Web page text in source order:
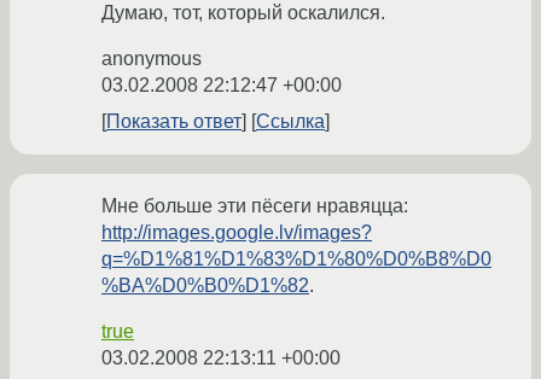
Думаю, тот, который оскалился.
anonymous
03.02.2008 22:12:47 +00:00
Показать ответ
Ссылка
Мне больше эти пёсеги нравяцца:
http://images.google.lv/images?
q=%D1%81%D1%83%D1%80%D0%B8%D0
%BA%D0%B0%D1%82.
true
03.02.2008 22:13:11 +00:00